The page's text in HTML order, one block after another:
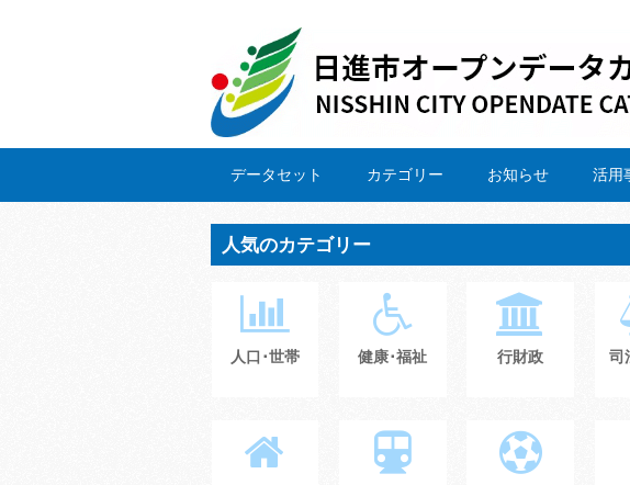
データセット カテゴリー お知らせ 活用
人気のカテゴリー
人口･世帯 健康･福祉 行財政
司